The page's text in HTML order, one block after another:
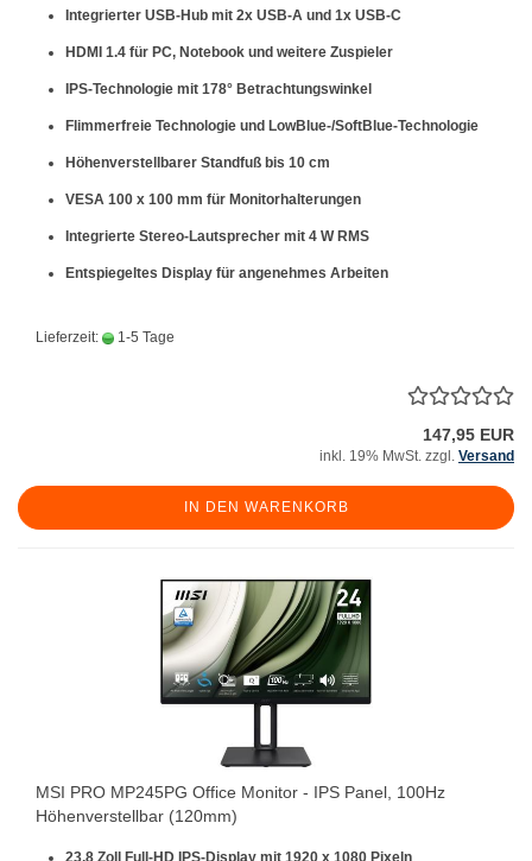
Integrierter USB-Hub mit 2x USB-A und 1x USB-C
HDMI 1.4 für PC, Notebook und weitere Zuspieler
IPS-Technologie mit 178° Betrachtungswinkel
Flimmerfreie Technologie und LowBlue-/SoftBlue-Technologie
Höhenverstellbarer Standfuß bis 10 cm
VESA 100 x 100 mm für Monitorhalterungen
Integrierte Stereo-Lautsprecher mit 4 W RMS
Entspiegeltes Display für angenehmes Arbeiten
Lieferzeit: 1-5 Tage
147,95 EUR
inkl. 19% MwSt. zzgl. Versand
IN DEN WARENKORB
MSI PRO MP245PG Office Monitor - IPS Panel, 100Hz
Höhenverstellbar (120mm)
23,8 Zoll Full-HD IPS-Display mit 1920 x 1080 Pixeln